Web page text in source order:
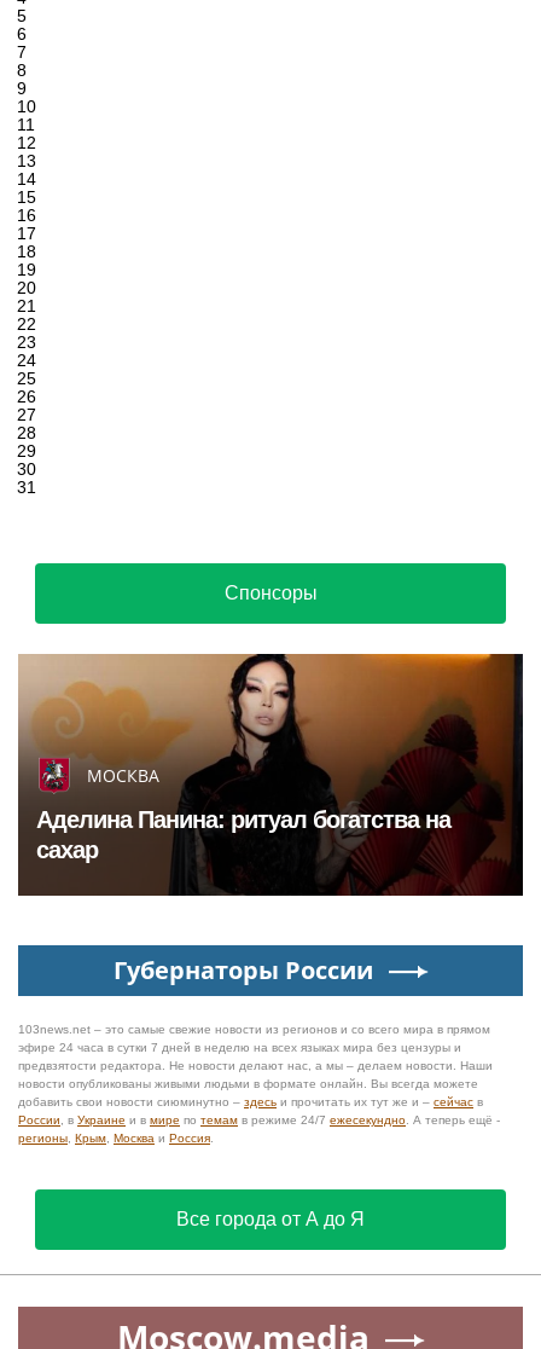
5
6
7
8
9
10
11
12
13
14
15
16
17
18
19
20
21
22
23
24
25
26
27
28
29
30
31
Спонсоры
МОСКВА
Аделина Панина: ритуал богатства на
сахар
Губернаторы России
103news.net – это самые свежие новости из регионов и со всего мира в прямом
эфире 24 часа в сутки 7 дней в неделю на всех языках мира без цензуры и
предвзятости редактора. Не новости делают нас, а мы – делаем новости. Наши
новости опубликованы живыми людьми в формате онлайн. Вы всегда можете
добавить свои новости сиюминутно – здесь и прочитать их тут же и – сейчас в
России , в Украине и в мире по темам в режиме 24/7 ежесекундно . А теперь ещё -
регионы Крым Москва и Россия
Все города от А до Я
Moscow.media